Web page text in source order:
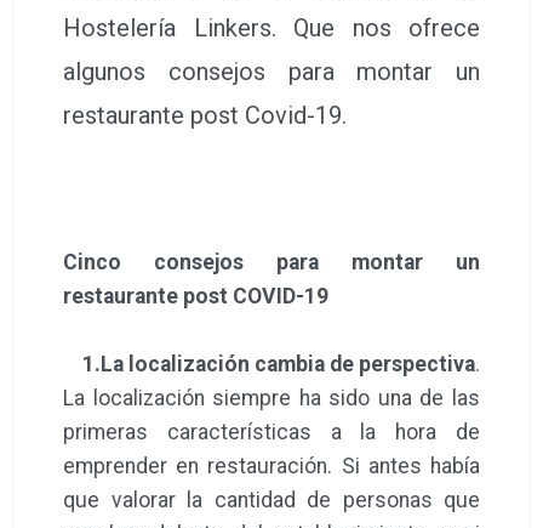
Hostelería Linkers. Que nos ofrece
algunos consejos para montar un
restaurante post Covid-19.
Cinco consejos para montar un
restaurante post COVID-19
1.La localización cambia de perspectiva.
La localización siempre ha sido una de las
primeras características a la hora de
emprender en restauración. Si antes había
que valorar la cantidad de personas que